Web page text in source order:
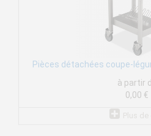
Pièces détachées coupe-
à partir
0,00 €